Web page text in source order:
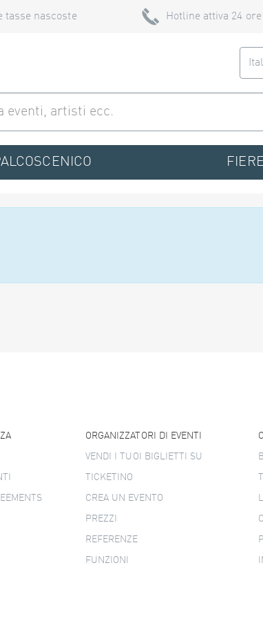
tasse nascoste Hotline attiva 24
FIERE
ORGANIZZATORI DI EVENTI
VENDI I TUOI BIGLIETTI SU
TICKETINO
CREA UN EVENTO
PREZZI
REFERENZE
FUNZIONI